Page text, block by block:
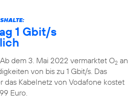
1 Gbit/s
dem 3. Mai 2022 vermarktet O2 an
von bis zu 1 Gbit/s. Das
das Kabelnetz von Vodafone kostet
Euro.